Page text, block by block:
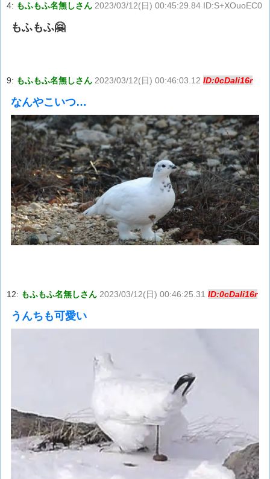
4: もふもふ名無しさん 2023/03/12(日) 00:45:29.84 ID:S+XOuoEC0
もふもふ🤗
9: もふもふ名無しさん 2023/03/12(日) 00:46:03.12 ID:0cDali16r
なんやこいつ…
12: もふもふ名無しさん 2023/03/12(日) 00:46:25.31 ID:0cDali16r
うんちも可愛い